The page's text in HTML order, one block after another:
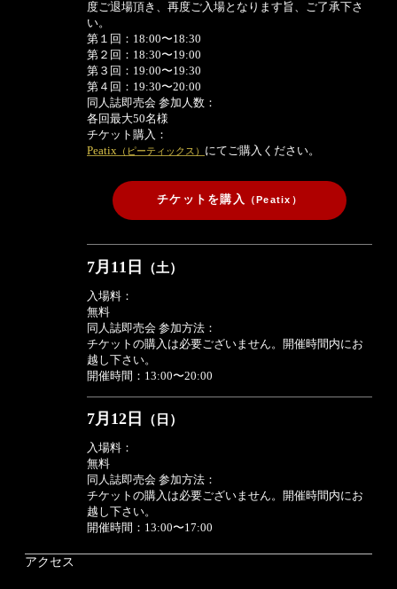
度ご退場頂き、再度ご入場となります旨、ご了承下さ
い。
第１回： 18:00〜18:30
第２回： 18:30〜19:00
第３回： 19:00〜19:30
第４回： 19:30〜20:00
同人誌即売会 参加人数：
各回最大50名様
チケット購入：
Peatix （ピーティックス） にてご購入ください。
チケットを購入 （Peatix）
7月11日 （土）
入場料：
無料
同人誌即売会 参加方法：
チケットの購入は必要ございません。開催時間内にお
越し下さい。
開催時間： 13:00〜20:00
7月12日 （日）
入場料：
無料
同人誌即売会 参加方法：
チケットの購入は必要ございません。開催時間内にお
越し下さい。
開催時間： 13:00〜17:00
アクセス